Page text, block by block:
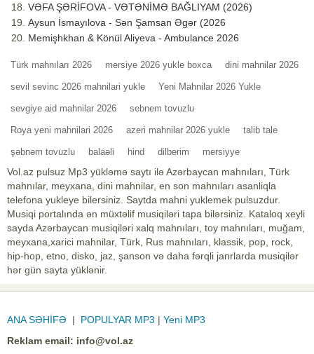
VƏFA ŞƏRİFOVA - VƏTƏNİMƏ BAĞLIYAM (2026)
Aysun İsmayılova - Sən Şamsan Əgər (2026
Memişhkhan & Könül Aliyeva - Ambulance 2026
Türk mahnıları 2026 mersiye 2026 yukle boxca dini mahnilar 2026
sevil sevinc 2026 mahnilari yukle Yeni Mahnilar 2026 Yukle
sevgiye aid mahnilar 2026 sebnem tovuzlu
Roya yeni mahnilari 2026 azeri mahnilar 2026 yukle talib tale
şəbnəm tovuzlu balaəli hind dilberim mersiyye
Vol.az pulsuz Mp3 yükləmə saytı ilə Azərbaycan mahnıları, Türk
mahnılar, meyxana, dini mahnilar, en son mahnıları asanliqla
telefona yukleye bilersiniz. Saytda mahni yuklemek pulsuzdur.
Musiqi portalında ən müxtəlif musiqiləri tapa bilərsiniz. Kataloq xeyli
sayda Azərbaycan musiqiləri xalq mahnıları, toy mahnıları, muğam,
meyxana,xarici mahnilar, Türk, Rus mahnıları, klassik, pop, rock,
hip-hop, etno, disko, jaz, şanson və daha fərqli janrlarda musiqilər
hər gün sayta yüklənir.
ANA SƏHİFƏ | POPULYAR MP3 | Yeni MP3
Reklam email: info@vol.az